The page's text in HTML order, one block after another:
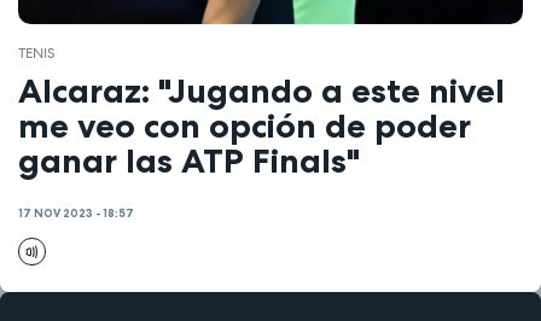
TENIS
Alcaraz: "Jugando a este nivel
me veo con opción de poder
ganar las ATP Finals"
17 NOV 2023 - 18:57